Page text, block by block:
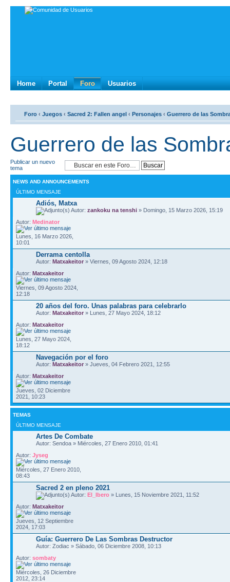
Home Portal Foro Usuarios
Foro ‹ Juegos ‹ Sacred 2: Fallen angel ‹ Personajes ‹ Guerrero de las
Guerrero de las
Publicar un nuevo
tema
NEWS AND ANNOUNCEMENTS
ÚLTIMO MENSAJE
Adiós, Matxa
Autor: zankoku na tenshi » Domingo, 15 Marzo 2026, 15:19
Autor: Medinator
Lunes, 16 Marzo 2026,
10:01
Derrama centolla
Autor: Matxakeitor » Viernes, 09 Agosto 2024, 12:18
Autor: Matxakeitor
Viernes, 09 Agosto 2024,
12:18
20 años del foro. Unas palabras para celebrarlo
Autor: Matxakeitor » Lunes, 27 Mayo 2024, 18:12
Autor: Matxakeitor
Lunes, 27 Mayo 2024,
18:12
Navegación por el foro
Autor: Matxakeitor » Jueves, 04 Febrero 2021, 12:55
Autor: Matxakeitor
Jueves, 02 Diciembre
2021, 10:23
TEMAS
ÚLTIMO MENSAJE
Artes De Combate
Autor: Sendoa » Miércoles, 27 Enero 2010, 01:41
Autor: Jyseg
Miércoles, 27 Enero 2010,
08:43
Sacred 2 en pleno 2021
Autor: El_Ibero » Lunes, 15 Noviembre 2021, 11:52
Autor: Matxakeitor
Jueves, 12 Septiembre
2024, 17:03
Guía: Guerrero De Las Sombras Destructor
Autor: Zodiac » Sábado, 06 Diciembre 2008, 10:13
Autor: sombaty
Miércoles, 26 Diciembre
2012, 23:14